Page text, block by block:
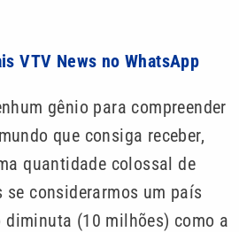
VTV News no WhatsApp
gênio para compreender
que consiga receber,
quantidade colossal de
se considerarmos um país
diminuta (10 milhões) como a